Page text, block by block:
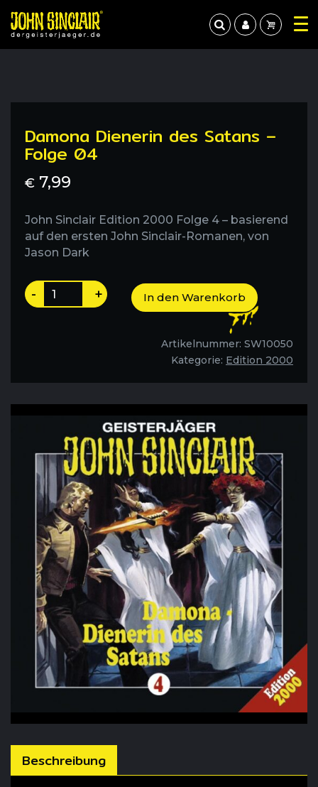
Damona Dienerin des Satans –
Folge 04
€ 7,99
John Sinclair Edition 2000 Folge 4 – basierend
auf den ersten John Sinclair-Romanen, von
Jason Dark
Damona
Dienerin
04
Menge
- + In den Warenkorb
Artikelnummer: SW10050
Kategorie: Edition 2000
Beschreibung